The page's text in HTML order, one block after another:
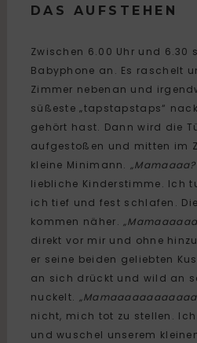
DAS AUFSTEHEN
Zwischen 6.00 Uhr und 6.30
Babyphone an. Es raschelt
Zimmer nebenan und
süßeste „tapstapstaps“
gehört hast. Dann wird die
aufgestoßen und mitten im
kleine Minimann.
liebliche Kinderstimme. Ich
ich tief und fest schlafen.
kommen näher.
direkt vor mir und ohne
er seine beiden geliebten
an sich drückt und wild an
nuckelt.
nicht, mich tot zu stellen.
und wuschel unserem